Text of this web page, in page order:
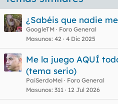
¿Sabéis que nadie
GoogleTM
Foro General
Masunos 42 4 Dic 2025
Me la juego AQUÍ
(tema serio)
PaiSerdoMei
Foro General
Masunos 311 12 Jul 2026